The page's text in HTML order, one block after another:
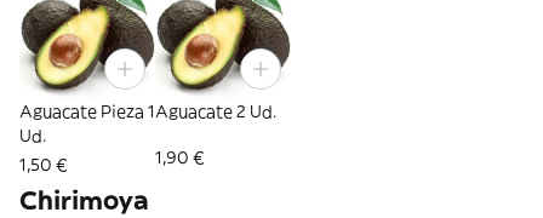
Aguacate Pieza 1
Ud.
1,50 €
Aguacate 2 Ud.
1,90 €
Chirimoya